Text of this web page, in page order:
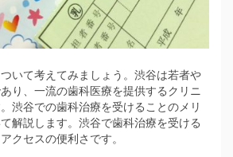
いて考えてみましょう。 渋谷は若者や
り、一流の歯科医療を提供するクリニ
渋谷での歯科治療を受けることのメリ
解説します。渋谷で歯科治療を受ける
クセスの便利さです。